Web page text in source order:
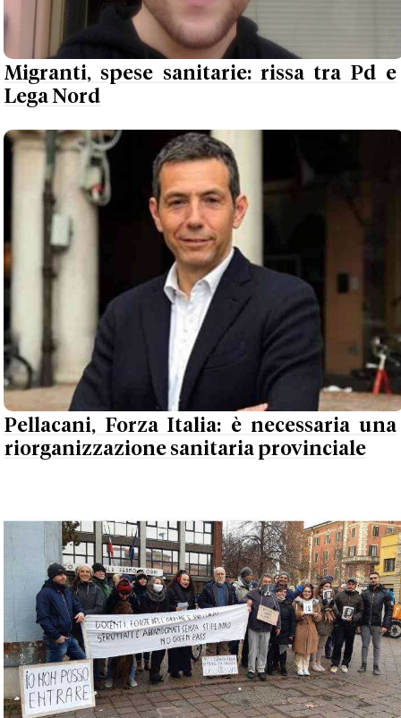
Migranti, spese sanitarie: rissa tra Pd e
Lega Nord
Pellacani, Forza Italia: è necessaria una
riorganizzazione sanitaria provinciale